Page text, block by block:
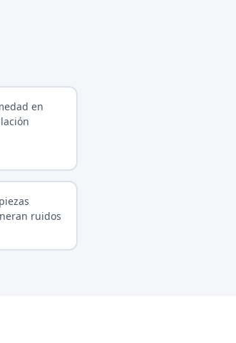
en
ruidos